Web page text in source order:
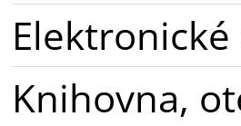
Knihovna,